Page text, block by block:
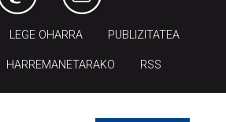
LEGE OHARRA PUBLIZITATEA
HARREMANETARAKO RSS